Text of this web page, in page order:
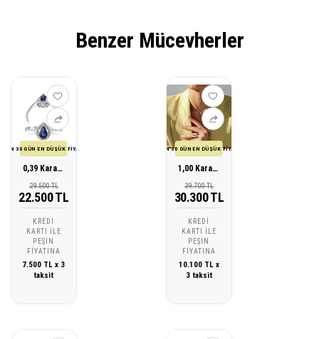
Benzer Mücevherler
SON 30 GÜN EN DÜŞÜK FİYATI
0,39 Karat Pırlanta Safir Yüzük
29.500 TL
22.500 TL
KREDI
KARTI ILE
PEŞIN
FIYATINA
7.500 TL x 3
taksit
SON 30 GÜN EN DÜŞÜK FİYATI
1,00 Karat Pırlanta Safir Yüzük
39.700 TL
30.300 TL
KREDI
KARTI ILE
PEŞIN
FIYATINA
10.100 TL x
3 taksit